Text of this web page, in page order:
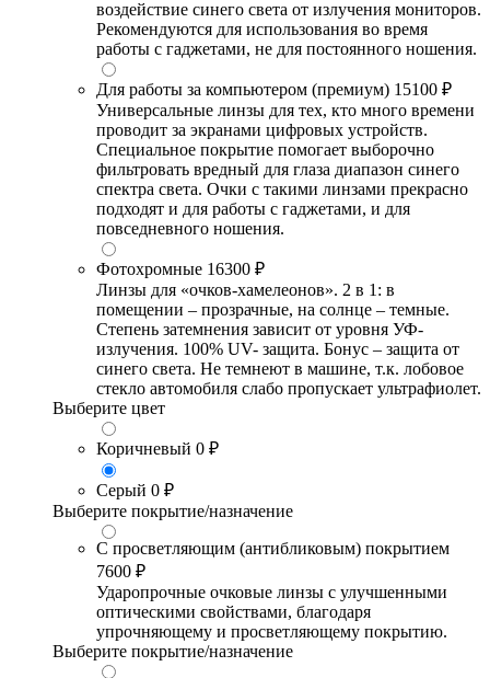
воздействие синего света от излучения мониторов.
Рекомендуются для использования во время
работы с гаджетами, не для постоянного ношения.
Для работы за компьютером (премиум) 15100 ₽
Универсальные линзы для тех, кто много времени
проводит за экранами цифровых устройств.
Специальное покрытие помогает выборочно
фильтровать вредный для глаза диапазон синего
спектра света. Очки с такими линзами прекрасно
подходят и для работы с гаджетами, и для
повседневного ношения.
Фотохромные 16300 ₽
Линзы для «очков-хамелеонов». 2 в 1: в
помещении – прозрачные, на солнце – темные.
Степень затемнения зависит от уровня УФ-
излучения. 100% UV- защита. Бонус – защита от
синего света. Не темнеют в машине, т.к. лобовое
стекло автомобиля слабо пропускает ультрафиолет.
Выберите цвет
Коричневый 0 ₽
Серый 0 ₽
Выберите покрытие/назначение
С просветляющим (антибликовым) покрытием
7600 ₽
Ударопрочные очковые линзы с улучшенными
оптическими свойствами, благодаря
упрочняющему и просветляющему покрытию.
Выберите покрытие/назначение